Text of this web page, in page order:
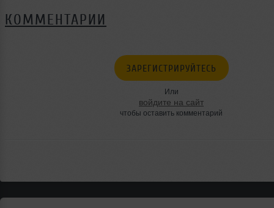
КОММЕНТАРИИ
ЗАРЕГИСТРИРУЙТЕСЬ
Или
войдите на сайт
чтобы оставить комментарий